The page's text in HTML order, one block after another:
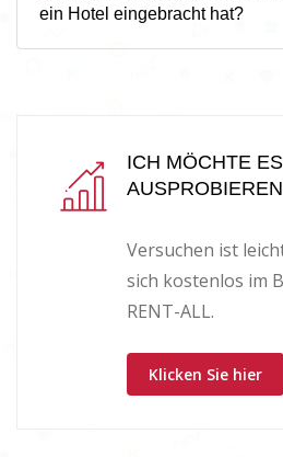
ein Hotel eingebracht hat?
ICH MÖCHTE ES
Versuchen ist
sich kostenlos im
RENT-ALL.
Klicken Sie hier